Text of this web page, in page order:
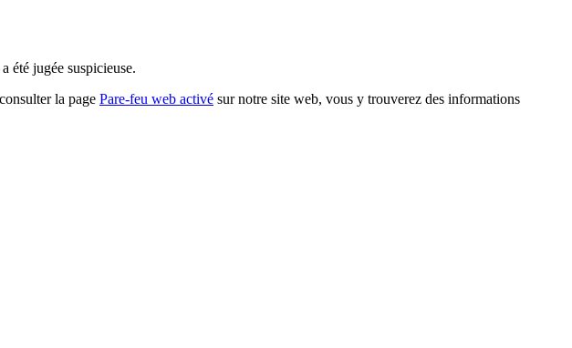
été jugée suspicieuse.
la page Pare-feu web activé sur notre site web, vous y trouverez des informations